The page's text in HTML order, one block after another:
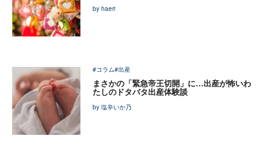
by haeri
#コラム#出産
まさかの「緊急帝王切開」に…出産が怖いわ
たしのドタバタ出産体験談
by 塩辛いか乃